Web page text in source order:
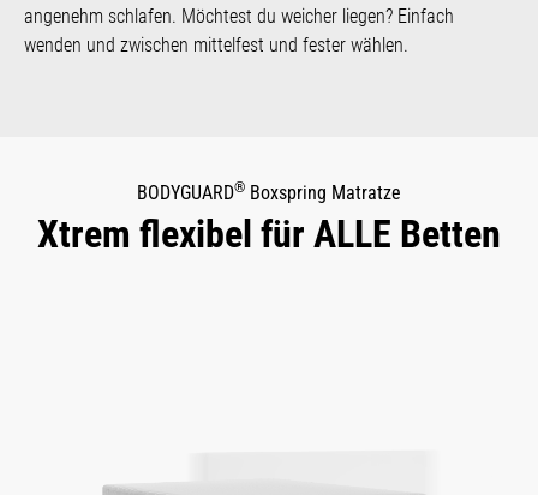
angenehm schlafen. Möchtest du weicher liegen? Einfach
wenden und zwischen mittelfest und fester wählen.
BODYGUARD® Boxspring Matratze
Xtrem flexibel für ALLE Betten